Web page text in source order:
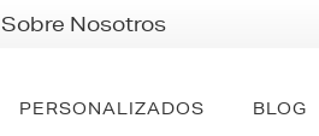
Sobre Nosotros
PERSONALIZADOS BLOG